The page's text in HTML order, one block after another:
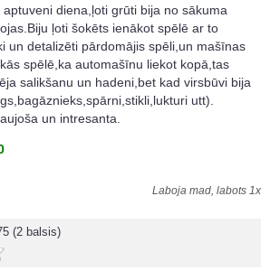
diena,ļoti grūti bija no sākuma
ļoti šokēts ienākot spēlē ar to
un detalizēti pārdomājis spēli,un mašīnas
spēlē,ka automašīnu liekot kopā,tas
salikšanu un hadeni,bet kad virsbūvi bija
utt).
un intresanta.
Laboja mad, labots 1x
(2 balsis)